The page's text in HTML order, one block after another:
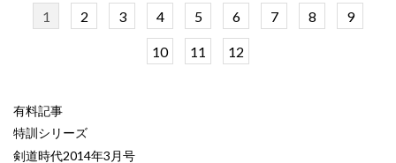
1 2 3 4 5 6 7 8 9
10 11 12
有料記事
特訓シリーズ
剣道時代2014年3月号